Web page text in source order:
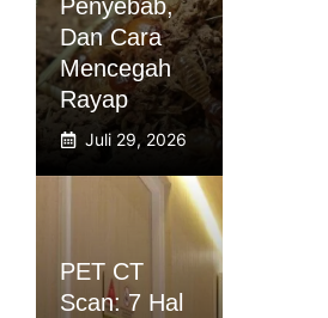
Penyebab,
Dan Cara
Mencegah
Rayap
Juli 29, 2026
PET CT
Scan: 7 Hal